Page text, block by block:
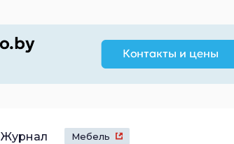
Журнал Мебель